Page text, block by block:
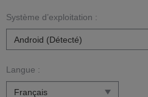
Système d’exploitation :
Langue :